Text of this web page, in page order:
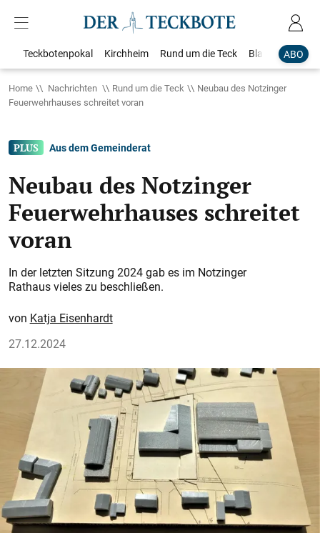
ABO
Teckbotenpokal Kirchheim Rund um die Teck Blaulicht
Home Nachrichten Rund um die Teck
Neubau des Notzinger
Feuerwehrhauses schreitet voran
Aus dem Gemeinderat
Neubau des Notzinger
Feuerwehrhauses schreitet
voran
In der letzten Sitzung 2024 gab es im Notzinger
Rathaus vieles zu beschließen.
Katja Eisenhardt
27.12.2024